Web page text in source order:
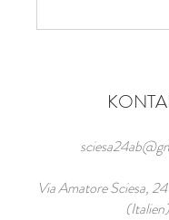
Via Amatore Sciesa,
(Italien)